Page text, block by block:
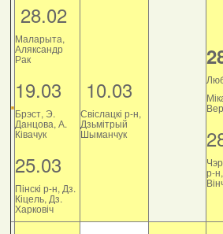
28.02
Маларыта,
Аляксандр
Рак
19.03
Брэст, Э.
Данцова, А.
Ківачук
25.03
Пінскі р-н, Дз.
Кіцель, Дз.
Харковіч
10.03
Свіслацкі р-н,
Дзьмітрый
Шыманчук
р-